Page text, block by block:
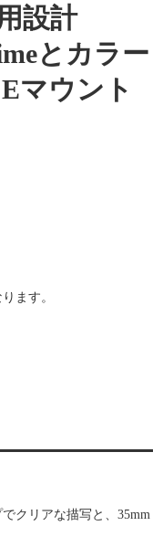
設計
とカラー
マウント
ます。
クリアな描写と、35mm